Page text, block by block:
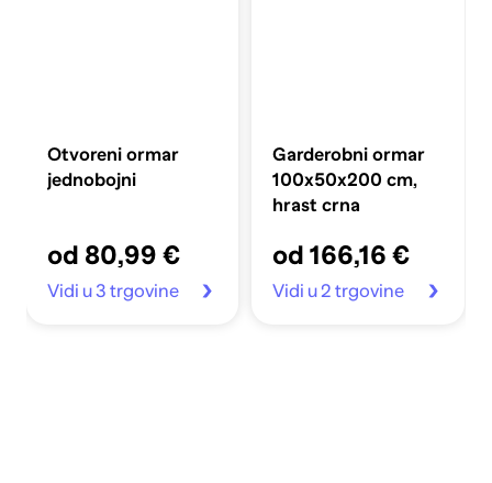
Otvoreni ormar
jednobojni
od 80,99 €
Vidi u 3 trgovine
Garderobni ormar
100x50x200 cm,
hrast crna
od 166,16 €
Vidi u 2 trgovine